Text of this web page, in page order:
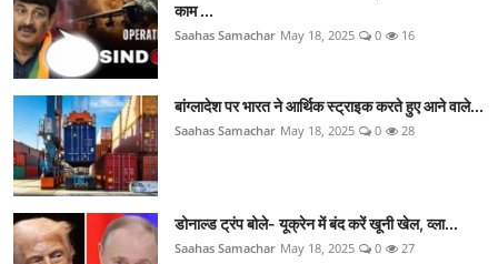
काम ...
Saahas Samachar May 18, 2025 0 16
बांग्लादेश पर भारत ने आर्थिक स्ट्राइक करते हुए आने वाले...
Saahas Samachar May 18, 2025 0 28
डोनाल्ड ट्रंप बोले- यूक्रेन में बंद करें खूनी खेल, व्ला...
Saahas Samachar May 18, 2025 0 27